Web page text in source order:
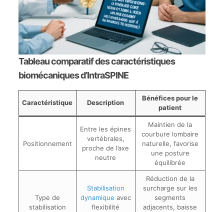
Tableau comparatif des caractéristiques
biomécaniques d’IntraSPINE
Caractéristique Description
Bénéfices pour le
patient
Positionnement
Entre les épines
vertébrales,
proche de l’axe
neutre
Maintien de la
courbure lombaire
naturelle, favorise
une posture
équilibrée
Type de
stabilisation
Stabilisation
dynamique avec
flexibilité
Réduction de la
surcharge sur les
segments
adjacents, baisse